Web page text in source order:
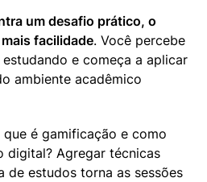
um desafio prático, o
facilidade. Você percebe
e começa a aplicar
ambiente acadêmico
é gamificação e como
digital? Agregar técnicas
de estudos torna as sessões